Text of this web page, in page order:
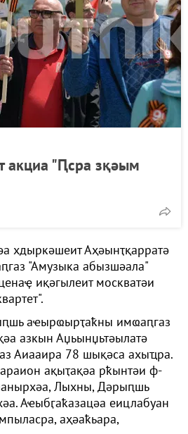
акциа "Ԥсра зқәым
хдыркәшеит Аҳәынҭқарратә
"Амузыка абызшәала"
иқәгылеит москватәи
аҽырҩырҭаҟны имҩаԥгаз
азкын Аџьынџьтәылатә
Аиааира 78 шықәса ахыҵра.
ақыҭақәа рҟынтәи ф-
Лыхны, Дәрыԥшь
Аҽыбӷаҟазацәа еицлабуан
аҳәаҟьара,